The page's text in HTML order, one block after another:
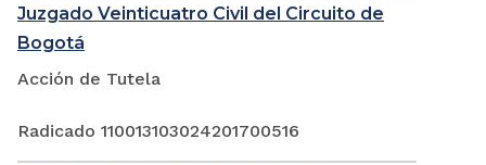
Juzgado Veinticuatro Civil del Circuito de
Bogotá
Acción de Tutela
Radicado 110013103024201700516